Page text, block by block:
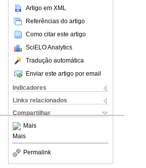
Artigo em XML
Referências do artigo
Como citar este artigo
SciELO Analytics
Tradução automática
Enviar este artigo por email
Indicadores
Links relacionados
Compartilhar
Mais
Mais
Permalink